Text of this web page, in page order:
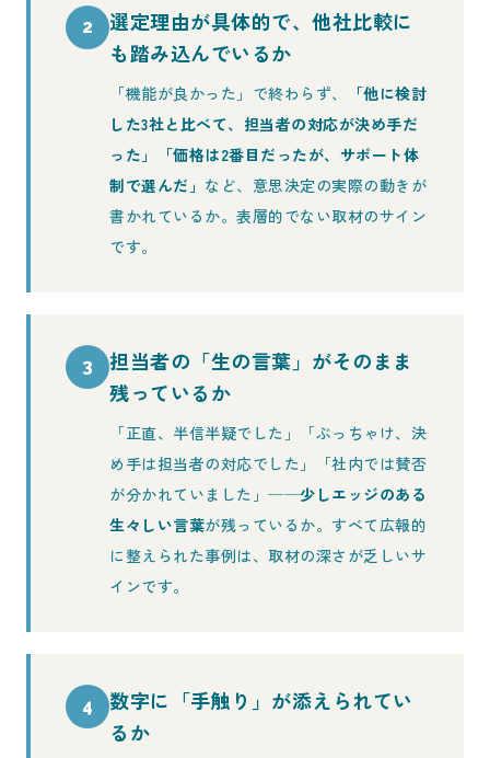
2
選定理由が具体的で、他社比較に
も踏み込んでいるか
「機能が良かった」で終わらず、
「他に検討
した3社と比べて、担当者の対応が決め手だ
った」「価格は2番目だったが、サポート体
制で選んだ」 など、意思決定の実際の動きが
書かれているか。表層的でない取材のサイン
です。
3
担当者の「生の言葉」がそのまま
残っているか
「正直、半信半疑でした」「ぶっちゃけ、決
め手は担当者の対応でした」「社内では賛否
が分かれていました」──少しエッジのある
生々しい言葉が残っているか。すべて広報的
に整えられた事例は、取材の深さが乏しいサ
インです。
4
数字に「手触り」が添えられてい
るか